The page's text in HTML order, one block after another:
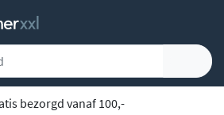
bezorgd vanaf 100,-